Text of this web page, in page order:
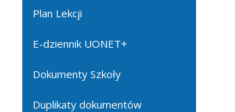
Plan Lekcji
E-dziennik UONET+
Dokumenty Szkoły
Duplikaty dokumentów